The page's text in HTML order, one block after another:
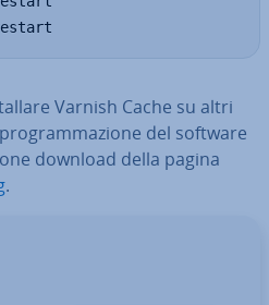
Varnish Cache su altri
del software
download della pagina
.